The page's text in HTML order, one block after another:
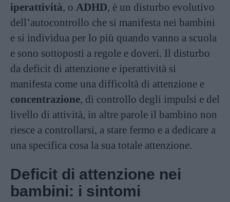
iperattività, o ADHD, è un disturbo evolutivo
dell’autocontrollo che si manifesta nei bambini
e si individua per lo più quando vanno a scuola
e sono sottoposti a regole e doveri. Il disturbo
da deficit di attenzione e iperattività si
manifesta come una difficoltà di attenzione e
concentrazione, di controllo degli impulsi e del
livello di attività, in altre parole il bambino non
riesce a controllarsi, a stare fermo e a dedicare a
una specifica cosa la sua totale attenzione.
Deficit di attenzione nei
bambini: i sintomi